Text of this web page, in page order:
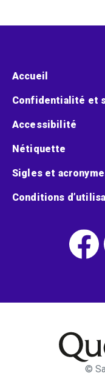
Menu pied de page
Accueil
Confidentialité et
Accessibilité
Nétiquette
Sigles et
Conditions
©